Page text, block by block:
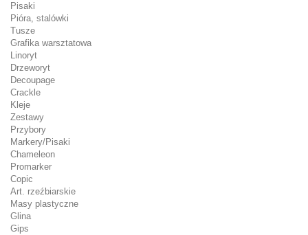
Pisaki
Pióra, stalówki
Tusze
Grafika warsztatowa
Linoryt
Drzeworyt
Decoupage
Crackle
Kleje
Zestawy
Przybory
Markery/Pisaki
Chameleon
Promarker
Copic
Art. rzeźbiarskie
Masy plastyczne
Glina
Gips